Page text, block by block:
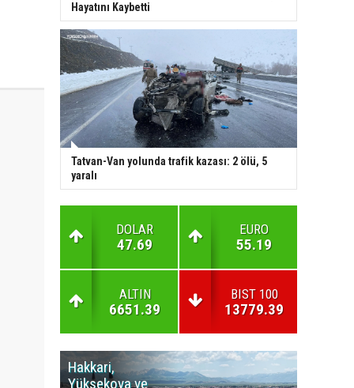
Hayatını Kaybetti
Tatvan-Van yolunda trafik kazası: 2 ölü, 5
yaralı
DOLAR
47.69
EURO
55.19
ALTIN
6651.39
BIST 100
13779.39
Hakkari,
Yüksekova ve